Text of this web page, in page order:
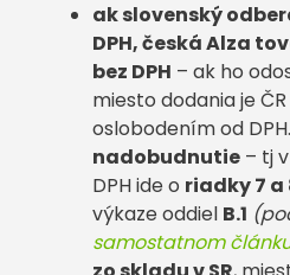
ak slovenský
DPH, česká Alza
bez DPH – ak ho
miesto dodania je
oslobodením od
nadobudnutie – tj
DPH ide o riadky 7 a
výkaze oddiel B.1
samostatnom